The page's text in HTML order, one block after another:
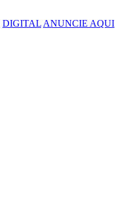
DIGITAL ANUNCIE AQUI